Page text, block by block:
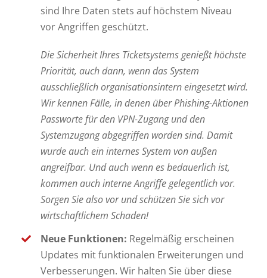
sind Ihre Daten stets auf höchstem Niveau
vor Angriffen geschützt.
Die Sicherheit Ihres Ticketsystems genießt höchste
Priorität, auch dann, wenn das System
ausschließlich organisationsintern eingesetzt wird.
Wir kennen Fälle, in denen über Phishing-Aktionen
Passworte für den VPN-Zugang und den
Systemzugang abgegriffen worden sind. Damit
wurde auch ein internes System von außen
angreifbar. Und auch wenn es bedauerlich ist,
kommen auch interne Angriffe gelegentlich vor.
Sorgen Sie also vor und schützen Sie sich vor
wirtschaftlichem Schaden!
Neue Funktionen: Regelmäßig erscheinen
Updates mit funktionalen Erweiterungen und
Verbesserungen. Wir halten Sie über diese